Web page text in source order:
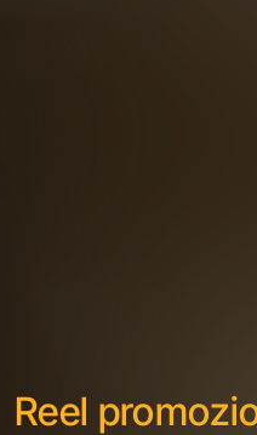
Reel